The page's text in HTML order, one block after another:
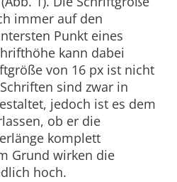
immer auf den
Punkt eines
kann dabei
von 16 px ist nicht
sind zwar in
jedoch ist es dem
ob er die
komplett
Grund wirken die
hoch.